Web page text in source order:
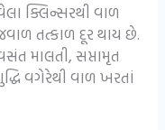
ક્લિન્સરથી વાળ
તત્કાળ દૂર થાય છે.
માલતી, સપ્તામૃત
વગેરેથી વાળ ખરતાં